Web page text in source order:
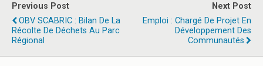
Previous Post
OBV SCABRIC : Bilan De La
Récolte De Déchets Au Parc
Régional
Next Post
Emploi : Chargé De Projet En
Développement Des
Communautés